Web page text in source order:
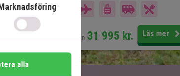
14 dagar
pers. från 31 995 kr. Läs mer
alla